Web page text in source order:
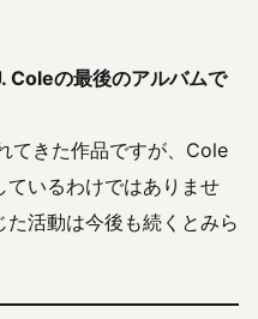
の最後のアルバムで
てきた作品ですが、Cole
ているわけではありませ
活動は今後も続くとみら